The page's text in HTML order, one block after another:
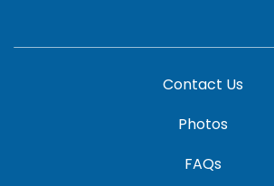
Contact Us
Photos
FAQs